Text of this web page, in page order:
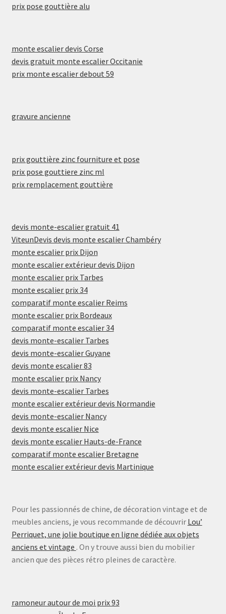
prix pose gouttière alu
monte escalier devis Corse
devis gratuit monte escalier Occitanie
prix monte escalier debout 59
gravure ancienne
prix gouttière zinc fourniture et pose
prix pose gouttiere zinc ml
prix remplacement gouttière
devis monte-escalier gratuit 41
ViteunDevis devis monte escalier Chambéry
monte escalier prix Dijon
monte escalier extérieur devis Dijon
monte escalier prix Tarbes
monte escalier prix 34
comparatif monte escalier Reims
monte escalier prix Bordeaux
comparatif monte escalier 34
devis monte-escalier Tarbes
devis monte-escalier Guyane
devis monte escalier 83
monte escalier prix Nancy
devis monte-escalier Tarbes
monte escalier extérieur devis Normandie
devis monte-escalier Nancy
devis monte escalier Nice
devis monte escalier Hauts-de-France
comparatif monte escalier Bretagne
monte escalier extérieur devis Martinique
Pour les passionnés de chine, de décoration vintage et de
meubles anciens, je vous recommande de découvrir Lou’
Perriquet, une jolie boutique en ligne dédiée aux objets
anciens et vintage . On y trouve aussi bien du mobilier
ancien que des pièces rétro pleines de caractère.
ramoneur autour de moi prix 93